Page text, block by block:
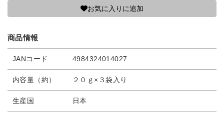
お気に入りに追加
商品情報
JANコード 4984324014027
内容量（約） ２０ｇ×３袋入り
生産国 日本